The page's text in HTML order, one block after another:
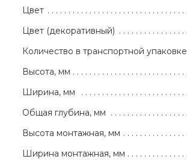
Цвет
Цвет (декоративный)
Количество в транспортной упаковке
Высота, мм
Ширина, мм
Общая глубина, мм
Высота монтажная, мм
Ширина монтажная, мм